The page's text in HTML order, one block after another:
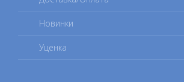
Новинки
Уценка